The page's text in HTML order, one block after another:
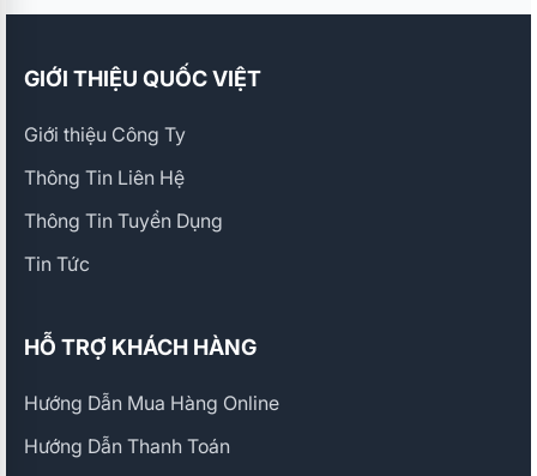
GIỚI THIỆU QUỐC VIỆT
Giới thiệu Công Ty
Thông Tin Liên Hệ
Thông Tin Tuyển Dụng
Tin Tức
HỖ TRỢ KHÁCH HÀNG
Hướng Dẫn Mua Hàng Online
Hướng Dẫn Thanh Toán